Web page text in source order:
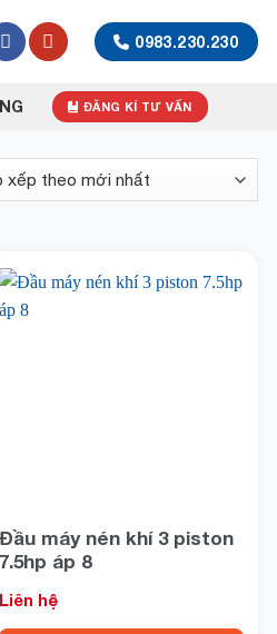
0983.230.230
ĐĂNG KÍ TƯ VẤN
Đầu máy nén khí 3 piston
7.5hp áp 8
Liên hệ